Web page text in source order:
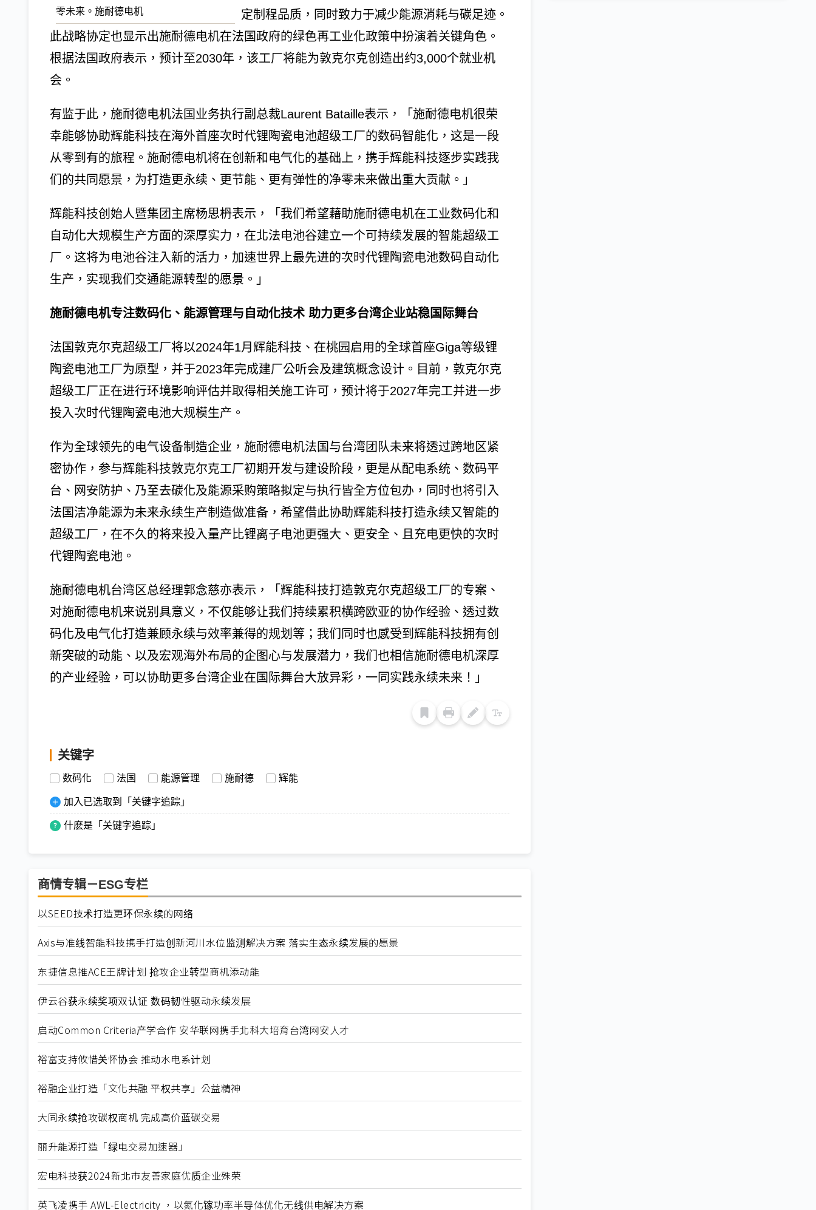
零未来。施耐德电机
定制程品质，同时致力于减少能源消耗与碳足迹。
此战略协定也显示出施耐德电机在法国政府的绿色再工业化政策中扮演着关键角色。
根据法国政府表示，预计至2030年，该工厂将能为敦克尔克创造出约3,000个就业机
会。
有监于此，施耐德电机法国业务执行副总裁Laurent Bataille表示，「施耐德电机很荣
幸能够协助辉能科技在海外首座次时代锂陶瓷电池超级工厂的数码智能化，这是一段
从零到有的旅程。施耐德电机将在创新和电气化的基础上，携手辉能科技逐步实践我
们的共同愿景，为打造更永续、更节能、更有弹性的净零未来做出重大贡献。」
辉能科技创始人暨集团主席杨思枬表示，「我们希望藉助施耐德电机在工业数码化和
自动化大规模生产方面的深厚实力，在北法电池谷建立一个可持续发展的智能超级工
厂。这将为电池谷注入新的活力，加速世界上最先进的次时代锂陶瓷电池数码自动化
生产，实现我们交通能源转型的愿景。」
施耐德电机专注数码化、能源管理与自动化技术 助力更多台湾企业站稳国际舞台
法国敦克尔克超级工厂将以2024年1月辉能科技、在桃园启用的全球首座Giga等级锂
陶瓷电池工厂为原型，并于2023年完成建厂公听会及建筑概念设计。目前，敦克尔克
超级工厂正在进行环境影响评估并取得相关施工许可，预计将于2027年完工并进一步
投入次时代锂陶瓷电池大规模生产。
作为全球领先的电气设备制造企业，施耐德电机法国与台湾团队未来将透过跨地区紧
密协作，参与辉能科技敦克尔克工厂初期开发与建设阶段，更是从配电系统、数码平
台、网安防护、乃至去碳化及能源采购策略拟定与执行皆全方位包办，同时也将引入
法国洁净能源为未来永续生产制造做准备，希望借此协助辉能科技打造永续又智能的
超级工厂，在不久的将来投入量产比锂离子电池更强大、更安全、且充电更快的次时
代锂陶瓷电池。
施耐德电机台湾区总经理郭念慈亦表示，「辉能科技打造敦克尔克超级工厂的专案、
对施耐德电机来说别具意义，不仅能够让我们持续累积横跨欧亚的协作经验、透过数
码化及电气化打造兼顾永续与效率兼得的规划等；我们同时也感受到辉能科技拥有创
新突破的动能、以及宏观海外布局的企图心与发展潜力，我们也相信施耐德电机深厚
的产业经验，可以协助更多台湾企业在国际舞台大放异彩，一同实践永续未来！」
关键字
数码化 法国 能源管理 施耐德 辉能
加入已选取到「关键字追踪」
什麽是「关键字追踪」
商情专辑－ESG专栏
以SEED技术打造更环保永续的网络
Axis与准线智能科技携手打造创新河川水位监测解决方案 落实生态永续发展的愿景
东捷信息推ACE王牌计划 抢攻企业转型商机添动能
伊云谷获永续奖项双认证 数码韧性驱动永续发展
启动Common Criteria产学合作 安华联网携手北科大培育台湾网安人才
裕富支持攸惜关怀协会 推动水电系计划
裕融企业打造「文化共融 平权共享」公益精神
大同永续抢攻碳权商机 完成高价蓝碳交易
丽升能源打造「绿电交易加速器」
宏电科技获2024新北市友善家庭优质企业殊荣
英飞凌携手 AWL-Electricity ，以氮化镓功率半导体优化无线供电解决方案